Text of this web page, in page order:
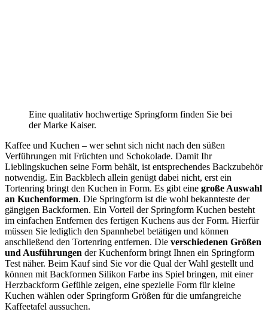
Eine qualitativ hochwertige Springform finden Sie bei
der Marke Kaiser.
Kaffee und Kuchen – wer sehnt sich nicht nach den süßen
Verführungen mit Früchten und Schokolade. Damit Ihr
Lieblingskuchen seine Form behält, ist entsprechendes Backzubehör
notwendig. Ein Backblech allein genügt dabei nicht, erst ein
Tortenring bringt den Kuchen in Form. Es gibt eine große Auswahl
an Kuchenformen. Die Springform ist die wohl bekannteste der
gängigen Backformen. Ein Vorteil der Springform Kuchen besteht
im einfachen Entfernen des fertigen Kuchens aus der Form. Hierfür
müssen Sie lediglich den Spannhebel betätigen und können
anschließend den Tortenring entfernen. Die verschiedenen Größen
und Ausführungen der Kuchenform bringt Ihnen ein Springform
Test näher. Beim Kauf sind Sie vor die Qual der Wahl gestellt und
können mit Backformen Silikon Farbe ins Spiel bringen, mit einer
Herzbackform Gefühle zeigen, eine spezielle Form für kleine
Kuchen wählen oder Springform Größen für die umfangreiche
Kaffeetafel aussuchen.